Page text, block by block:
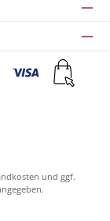
und ggf.